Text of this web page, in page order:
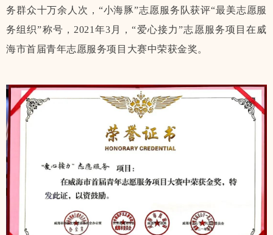
务群众十万余人次，“小海豚”志愿服务队获评“最美志愿服
务组织”称号，2021年3月，“爱心接力”志愿服务项目在威
海市首届青年志愿服务项目大赛中荣获金奖。